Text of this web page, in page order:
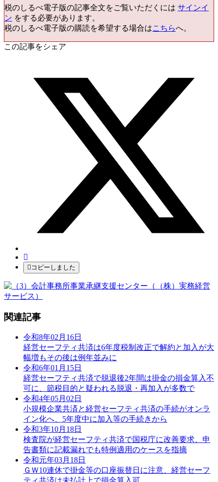
税のしるべ電子版の記事全文をご覧いただくには サインイ
ン をする必要があります。
税のしるべ電子版の購読を希望する場合はこちらへ。
この記事をシェア
コピーしました
関連記事
令和8年02月16日
経営セーフティ共済は6年度税制改正で解約と加入が大
幅増もその後は例年並みに
令和6年01月15日
経営セーフティ共済で脱退後2年間は掛金の損金算入不
可に、節税目的と疑われる脱退・再加入が多数で
令和4年05月02日
小規模企業共済と経営セーフティ共済の手続がオンラ
イン化へ、5年度中に加入等の手続きから
令和3年10月18日
検査院が経営セーフティ共済で国税庁に改善要求、申
告書類に記載漏れでも特例適用のケースを指摘
令和元年03月18日
ＧＷ10連休で掛金等の口座振替日に注意、経営セーフ